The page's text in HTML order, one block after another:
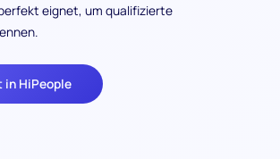
eignet, um qualifizierte
in HiPeople